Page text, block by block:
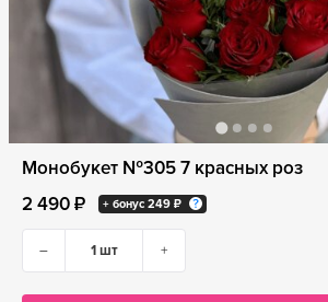
Монобукет №305 7 красных роз
2 490 ₽
+ бонус 249 ₽
– +